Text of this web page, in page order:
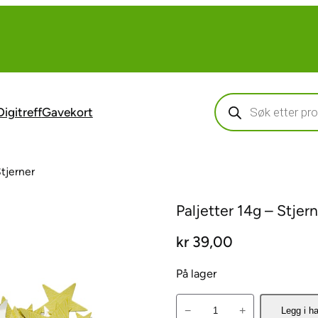
Gavekort
Products
search
Paljetter 14g –
kr39,00
På lager
− + Legg i